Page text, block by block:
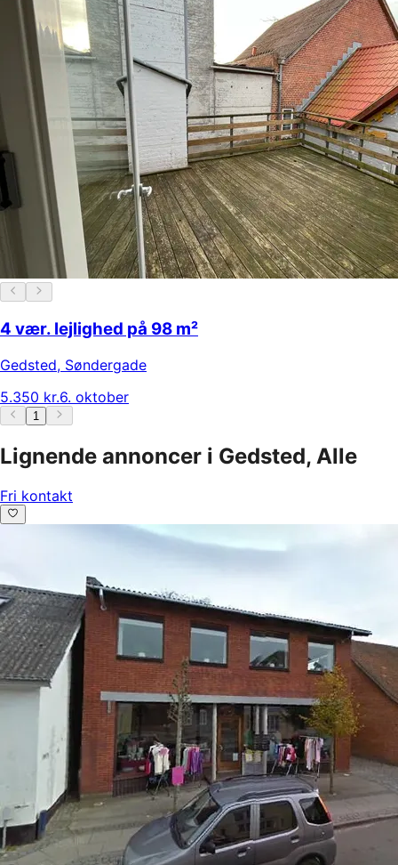
4 vær. lejlighed på 98 m²
Gedsted, Søndergade
5.350 kr.6. oktober
1
Lignende annoncer i Gedsted, Alle
Fri kontakt